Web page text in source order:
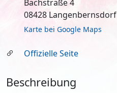
Bachstraße 4
08428 Langenbernsdorf
Karte bei Google Maps
Offizielle Seite
Beschreibung